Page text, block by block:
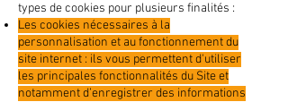
types de cookies pour plusieurs finalités :
Les cookies nécessaires à la
personnalisation et au fonctionnement du
site internet : ils vous permettent d'utiliser
les principales fonctionnalités du Site et
notamment d’enregistrer des informations